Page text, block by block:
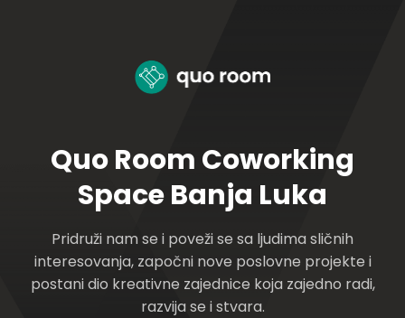
Quo Room Coworking
Space Banja Luka
Pridruži nam se i poveži se sa ljudima sličnih
interesovanja, započni nove poslovne projekte i
postani dio kreativne zajednice koja zajedno radi,
razvija se i stvara.